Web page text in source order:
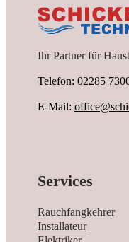
Ihr Partner für
Telefon: 02285
E-Mail:
Services
Rauchfangkehrer
Installateur